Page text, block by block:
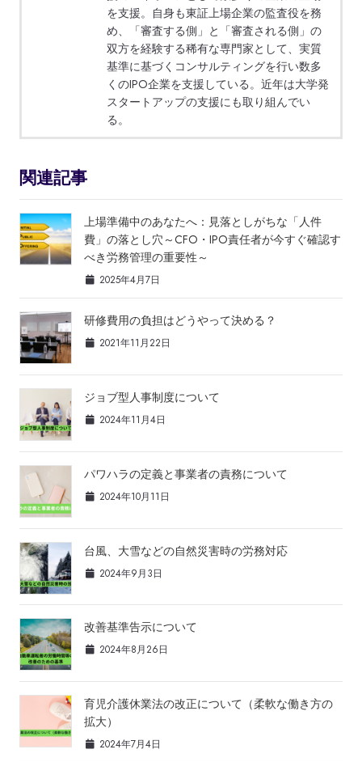
を支援。自身も東証上場企業の監査役を務
め、「審査する側」と「審査される側」の
双方を経験する稀有な専門家として、実質
基準に基づくコンサルティングを行い数多
くのIPO企業を支援している。近年は大学発
スタートアップの支援にも取り組んでい
る。
関連記事
上場準備中のあなたへ：見落としがちな「人件
費」の落とし穴～CFO・IPO責任者が今すぐ確認す
べき労務管理の重要性～
2025年4月7日
研修費用の負担はどうやって決める？
2021年11月22日
ジョブ型人事制度について
2024年11月4日
パワハラの定義と事業者の責務について
2024年10月11日
台風、大雪などの自然災害時の労務対応
2024年9月3日
改善基準告示について
2024年8月26日
育児介護休業法の改正について（柔軟な働き方の
拡大）
2024年7月4日